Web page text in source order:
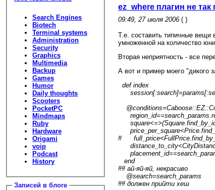
Search Engines
Biotech
Terminal systems
Administration
Security
Graphics
Multimedia
Backup
Games
Humor
Daily thoughts
Scooters
PocketPC
Mindmaps
Ruby
Hardware
Origami
voip
Podcast
History
Записей в блоге
ez_where плагин не
09:49, 27 июля 2006 ( )
Т.е. составить типичные вещи
умноженной на количество
Вторая неприятность - все
А вот и пример моего "дикого
def index
#
end
## ай-яй-яй, некрасиво
@search=search_params
## должен прийти хеш